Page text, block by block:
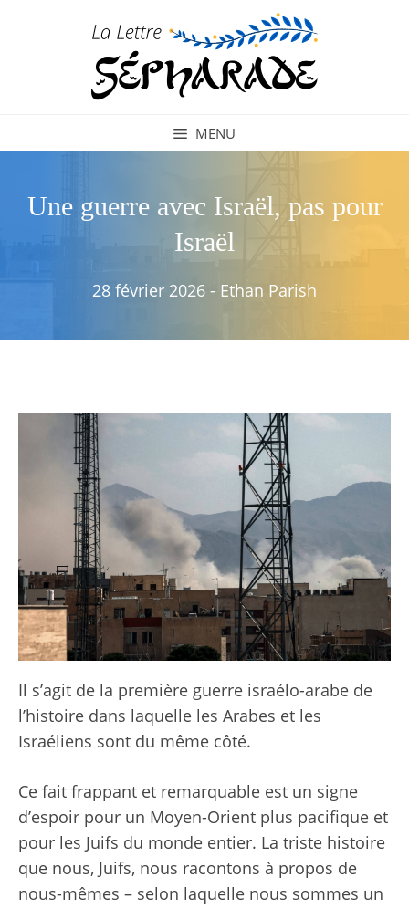
MENU
Une guerre avec Israël, pas pour
Israël
28 février 2026 - Ethan Parish
Il s’agit de la première guerre israélo-arabe de
l’histoire dans laquelle les Arabes et les
Israéliens sont du même côté.
Ce fait frappant et remarquable est un signe
d’espoir pour un Moyen-Orient plus pacifique et
pour les Juifs du monde entier. La triste histoire
que nous, Juifs, nous racontons à propos de
nous-mêmes – selon laquelle nous sommes un